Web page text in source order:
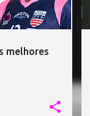
melhores